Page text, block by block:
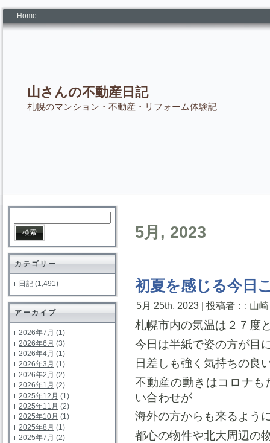
Home
山さんの不動産日記
札幌のマンション・不動産・リフォーム体験記
カテゴリー
日記 (1,491)
アーカイブ
2026年7月 (1)
2026年6月 (3)
2026年4月 (1)
2026年3月 (1)
2026年2月 (2)
2026年1月 (2)
2025年12月 (1)
2025年11月 (2)
2025年10月 (1)
2025年8月 (1)
2025年7月 (2)
5月, 2023
初夏を感じる今日
5月 25th, 2023 | 投稿者：: 山崎
札幌市内の気温は２７度
今日は半紙で姿の方が目
日差しも強く気持ちの良
不動産の動きはコロナ
い合わせが
海外の方からも来るよう
都心の物件や北大周辺の